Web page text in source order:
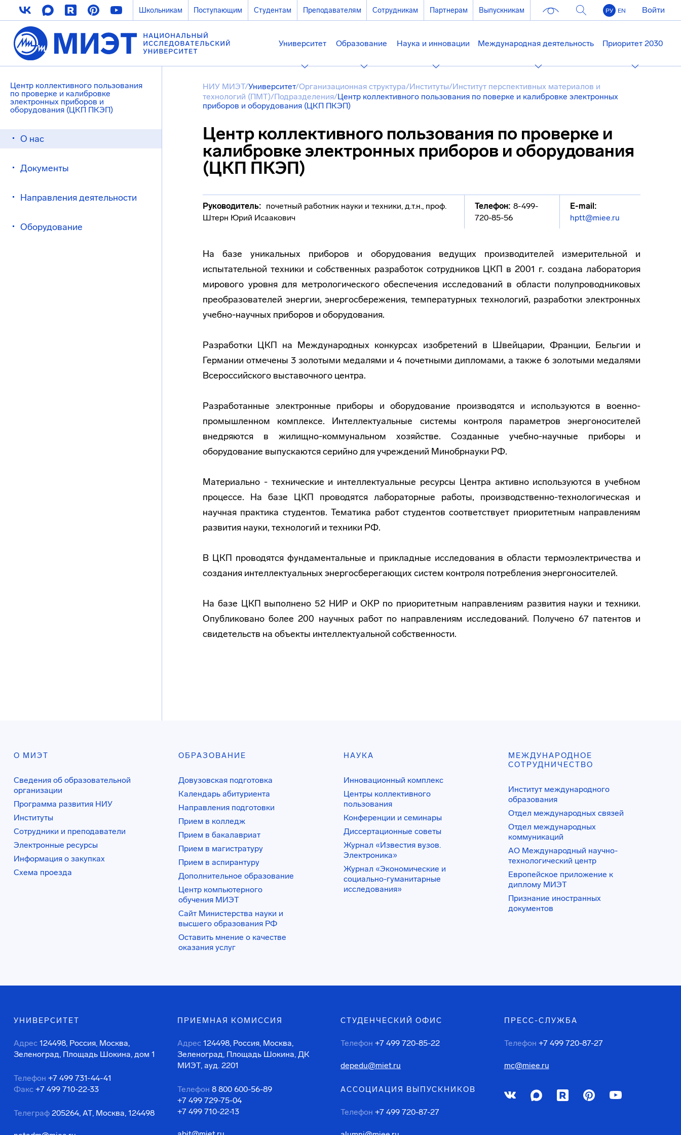
Школьникам Поступающим Студентам Преподавателям Сотрудникам Партнерам Выпускникам РУ EN Войти
Университет Образование Наука и инновации Международная деятельность Приоритет 2030
Центр коллективного пользования
по проверке и калибровке
электронных приборов и
оборудования (ЦКП ПКЭП)
О нас
Документы
Направления деятельности
Оборудование
НИУ МИЭТ/Университет/Организационная структура/Институты/Институт перспективных материалов и
технологий (ПМТ)/Подразделения/Центр коллективного пользования по поверке и калибровке электронных
приборов и оборудования (ЦКП ПКЭП)
Центр коллективного пользования по проверке и
калибровке электронных приборов и оборудования
(ЦКП ПКЭП)
Руководитель: почетный работник науки и техники, д.т.н., проф.
Штерн Юрий Исаакович
Телефон: 8-499-
720-85-56
E-mail:
hptt@miee.ru
На базе уникальных приборов и оборудования ведущих производителей измерительной и
испытательной техники и собственных разработок сотрудников ЦКП в 2001 г. создана лаборатория
мирового уровня для метрологического обеспечения исследований в области полупроводниковых
преобразователей энергии, энергосбережения, температурных технологий, разработки электронных
учебно-научных приборов и оборудования.
Разработки ЦКП на Международных конкурсах изобретений в Швейцарии, Франции, Бельгии и
Германии отмечены 3 золотыми медалями и 4 почетными дипломами, а также 6 золотыми медалями
Всероссийского выставочного центра.
Разработанные электронные приборы и оборудование производятся и используются в военно-
промышленном комплексе. Интеллектуальные системы контроля параметров энергоносителей
внедряются в жилищно-коммунальном хозяйстве. Созданные учебно-научные приборы и
оборудование выпускаются серийно для учреждений Минобрнауки РФ.
Материально - технические и интеллектуальные ресурсы Центра активно используются в учебном
процессе. На базе ЦКП проводятся лабораторные работы, производственно-технологическая и
научная практика студентов. Тематика работ студентов соответствует приоритетным направлениям
развития науки, технологий и техники РФ.
В ЦКП проводятся фундаментальные и прикладные исследования в области термоэлектричества и
создания интеллектуальных энергосберегающих систем контроля потребления энергоносителей.
На базе ЦКП выполнено 52 НИР и ОКР по приоритетным направлениям развития науки и техники.
Опубликовано более 200 научных работ по направлениям исследований. Получено 67 патентов и
свидетельств на объекты интеллектуальной собственности.
О МИЭТ
Сведения об образовательной
организации
Программа развития НИУ
Институты
Сотрудники и преподаватели
Электронные ресурсы
Информация о закупках
Схема проезда
ОБРАЗОВАНИЕ
Довузовская подготовка
Календарь абитуриента
Направления подготовки
Прием в колледж
Прием в бакалавриат
Прием в магистратуру
Прием в аспирантуру
Дополнительное образование
Центр компьютерного
обучения МИЭТ
Сайт Министерства науки и
высшего образования РФ
Оставить мнение о качестве
оказания услуг
НАУКА
Инновационный комплекс
Центры коллективного
пользования
Конференции и семинары
Диссертационные советы
Журнал «Известия вузов.
Электроника»
Журнал «Экономические и
социально-гуманитарные
исследования»
МЕЖДУНАРОДНОЕ
СОТРУДНИЧЕСТВО
Институт международного
образования
Отдел международных связей
Отдел международных
коммуникаций
АО Международный научно-
технологический центр
Европейское приложение к
диплому МИЭТ
Признание иностранных
документов
УНИВЕРСИТЕТ
Адрес 124498, Россия, Москва,
Зеленоград, Площадь Шокина, дом 1
Телефон +7 499 731-44-41
Факс +7 499 710-22-33
Телеграф 205264, АТ, Москва, 124498
ПРИЕМНАЯ КОМИССИЯ
Адрес 124498, Россия, Москва,
Зеленоград, Площадь Шокина, ДК
МИЭТ, ауд. 2201
Телефон 8 800 600-56-89
+7 499 729-75-04
+7 499 710-22-13
СТУДЕНЧЕСКИЙ ОФИС
Телефон +7 499 720-85-22
depedu@miet.ru
АССОЦИАЦИЯ ВЫПУСКНИКОВ
Телефон +7 499 720-87-27
ПРЕСС-СЛУЖБА
Телефон +7 499 720-87-27
mc@miee.ru